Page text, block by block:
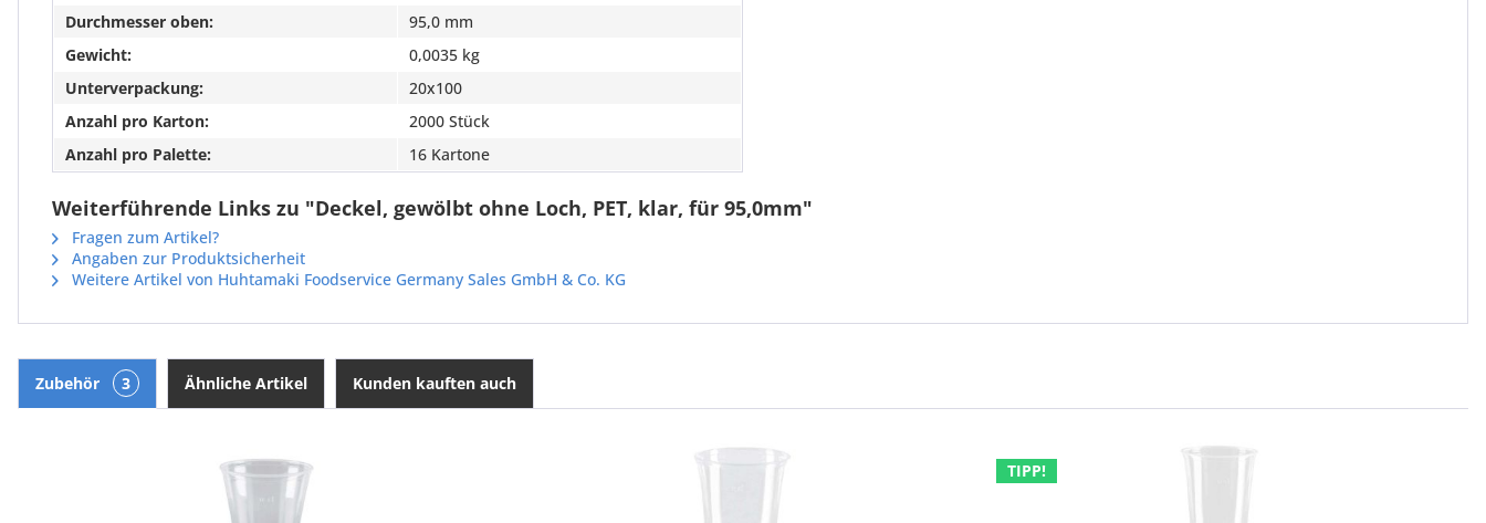
Durchmesser oben:
95,0 mm
Gewicht:
0,0035 kg
Unterverpackung:
20x100
Anzahl pro Karton:
2000 Stück
Anzahl pro Palette:
16 Kartone
Weiterführende Links zu "Deckel, gewölbt ohne Loch, PET, klar, für 95,0mm"
Fragen zum Artikel?
Angaben zur Produktsicherheit
Weitere Artikel von Huhtamaki Foodservice Germany Sales GmbH & Co. KG
Zubehör 3 Ähnliche Artikel Kunden kauften auch
TIPP!